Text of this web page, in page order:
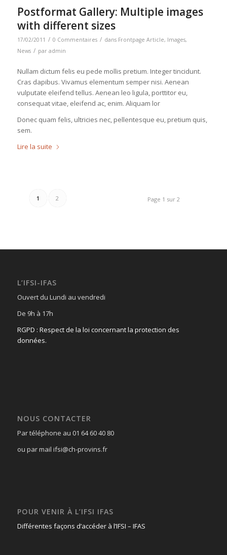
Postformat Gallery: Multiple images
with different sizes
17/02/2011 / 0 Commentaires / dans Frontpage Article, Images,
News / par admin
Nullam dictum felis eu pede mollis pretium. Integer tincidunt.
Cras dapibus. Vivamus elementum semper nisi. Aenean
vulputate eleifend tellus. Aenean leo ligula, porttitor eu,
consequat vitae, eleifend ac, enim. Aliquam lor
Donec quam felis, ultricies nec, pellentesque eu, pretium quis,
sem.
Lire la suite
Page 1 sur 2
1 2
L’IFSI-IFAS
Ouvert du Lundi au vendredi
De 9h à 17h
RGPD : Respect de la loi concernant la protection des
données.
NOUS CONTACTER
Par téléphone au 01 64 60 40 80
ou par mail ifsi@ch-provins.fr
POUR VENIR À L’IFSI IFAS
Différentes façons d’accéder à l’IFSI – IFAS